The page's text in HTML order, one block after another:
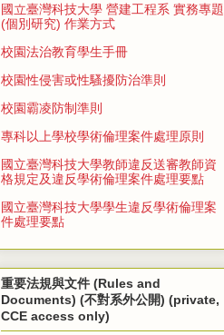
國立臺灣科技大學 營建工程系 實務專題
(個別研究) 作業方式
校園法治教育學生手冊
校園性侵害或性騷擾防治準則
校園霸凌防制準則
專科以上學校學術倫理案件處理原則
國立臺灣科技大學教師違反送審教師資
格規定及違反學術倫理案件處理要點
國立臺灣科技大學學生違反學術倫理案
件處理要點
重要法規與文件 (Rules and
Documents) (不對系外公開) (private,
CCE access only)